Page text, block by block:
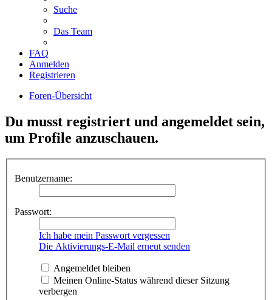
Suche
Das Team
FAQ
Anmelden
Registrieren
Foren-Übersicht
Du musst registriert und angemeldet sein,
um Profile anzuschauen.
Benutzername:
Passwort:
Ich habe mein Passwort vergessen
Die Aktivierungs-E-Mail erneut senden
Angemeldet bleiben
Meinen Online-Status während dieser Sitzung
verbergen